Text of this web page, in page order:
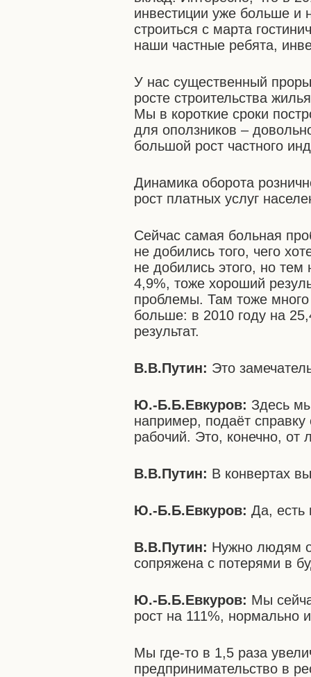
инвестиции уже больше и
строиться с марта
наши частные ребята,
У нас существенный
росте строительства
Мы в короткие сроки
для оползников –
большой рост частного
Динамика оборота
рост платных услуг
Сейчас самая больная
не добились того, чего
не добились этого, но
4,9%, тоже хороший
проблемы. Там тоже
больше: в 2010 году на
результат.
В.В.Путин: Это
Ю.-Б.Б.Евкуров: Здесь
например, подаёт
рабочий. Это, конечно, от
В.В.Путин: В конвертах
Ю.-Б.Б.Евкуров:Да, есть
В.В.Путин: Нужно людям
сопряжена с потерями в
Ю.-Б.Б.Евкуров: Мы
рост на 111%, нормально
Мы где-то в 1,5 раза
предпринимательство в